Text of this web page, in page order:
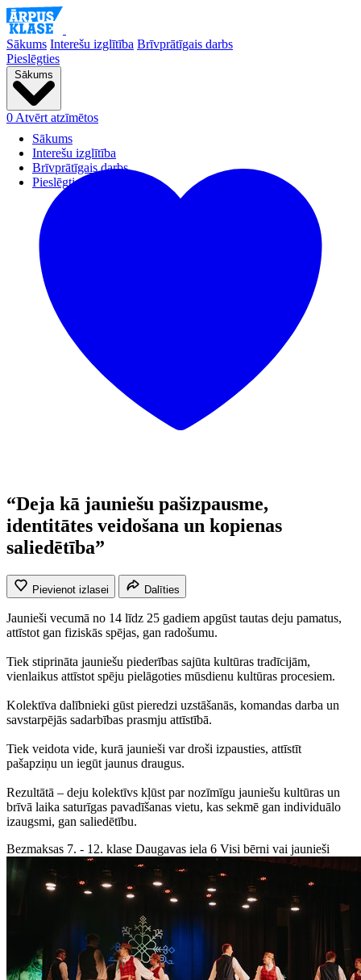
Sākums Interešu izglītība Brīvprātīgais darbs
Pieslēgties
Sākums
Sākums
Interešu izglītība
Brīvprātīgais darbs
Pieslēgties
0 Atvērt atzīmētos
“Deja kā jauniešu pašizpausme,
identitātes veidošana un kopienas
saliedētība”
Pievienot izlasei Dalīties
Jaunieši vecumā no 14 līdz 25 gadiem apgūst tautas deju pamatus,
attīstot gan fiziskās spējas, gan radošumu.
Tiek stiprināta jauniešu piederības sajūta kultūras tradīcijām,
vienlaikus attīstot spēju pielāgoties mūsdienu kultūras procesiem.
Kolektīva dalībnieki gūst pieredzi uzstāšanās, komandas darba un
savstarpējās sadarbības prasmju attīstībā.
Tiek veidota vide, kurā jaunieši var droši izpausties, attīstīt
pašapziņu un iegūt jaunus draugus.
Rezultātā – deju kolektīvs kļūst par nozīmīgu jauniešu kultūras un
brīvā laika saturīgas pavadīšanas vietu, kas sekmē gan individuālo
izaugsmi, gan saliedētību.
Bezmaksas 7. - 12. klase Daugavas iela 6 Visi bērni vai jaunieši